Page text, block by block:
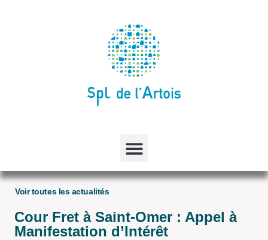
Voir toutes les actualités
Cour Fret à Saint-Omer : Appel à
Manifestation d’Intérêt